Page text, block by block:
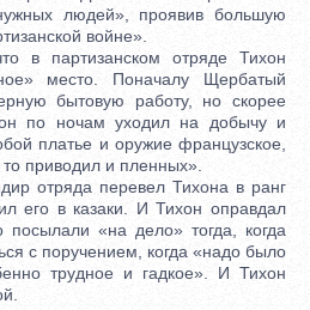
людей», проявив большую
войне».
партизанском отряде Тихон
место. Поначалу Щербатый
бытовую работу, но скорее
по ночам уходил на добычу и
платье и оружие французское,
приводил и пленных».
отряда перевел Тихона в ранг
его в казаки. И Тихон оправдал
«на дело» тогда, когда
с поручением, когда «надо было
трудное и гадкое». И Тихон